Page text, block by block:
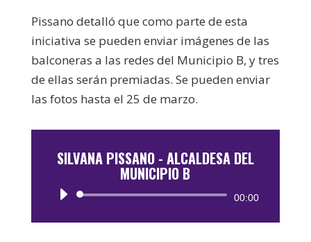
Pissano detalló que como parte de esta
iniciativa se pueden enviar imágenes de las
balconeras a las redes del Municipio B, y tres
de ellas serán premiadas. Se pueden enviar
las fotos hasta el 25 de marzo.
SILVANA PISSANO - ALCALDESA DEL
MUNICIPIO B
Reproductor
00:00